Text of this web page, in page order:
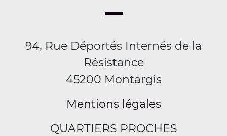
94, Rue Déportés Internés de la
Résistance
45200 Montargis
Mentions légales
QUARTIERS PROCHES